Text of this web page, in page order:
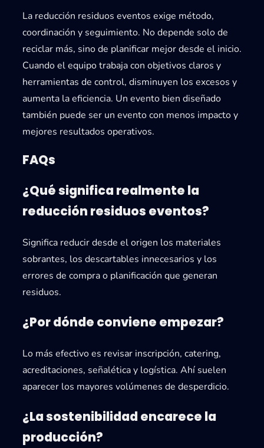
La reducción residuos eventos exige método,
coordinación y seguimiento. No depende solo de
reciclar más, sino de planificar mejor desde el inicio.
Cuando el equipo trabaja con objetivos claros y
herramientas de control, disminuyen los excesos y
aumenta la eficiencia. Un evento bien diseñado
también puede ser un evento con menos impacto y
mejores resultados operativos.
FAQs
¿Qué significa realmente la
reducción residuos eventos?
Significa reducir desde el origen los materiales
sobrantes, los descartables innecesarios y los
errores de compra o planificación que generan
residuos.
¿Por dónde conviene empezar?
Lo más efectivo es revisar inscripción, catering,
acreditaciones, señalética y logística. Ahí suelen
aparecer los mayores volúmenes de desperdicio.
¿La sostenibilidad encarece la
producción?